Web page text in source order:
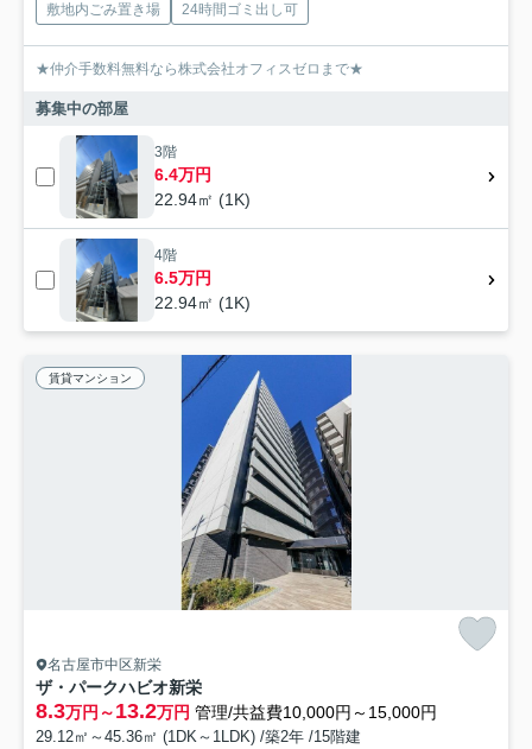
敷地内ごみ置き場
24時間ゴミ出し可
★仲介手数料無料なら株式会社オフィスゼロまで★
募集中の部屋
3階
6.4万円
22.94㎡ (1K)
4階
6.5万円
22.94㎡ (1K)
賃貸マンション
名古屋市中区新栄
ザ・パークハビオ新栄
8.3万円～13.2万円 管理/共益費10,000円～15,000円
29.12㎡～45.36㎡ (1DK～1LDK) /築2年 /15階建